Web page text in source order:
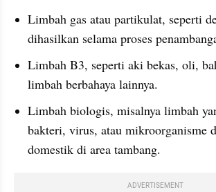
Limbah gas atau partikulat, seperti
dihasilkan selama proses
Limbah B3, seperti aki bekas, oli,
limbah berbahaya lainnya.
Limbah biologis, misalnya limbah
bakteri, virus, atau mikroorganisme
domestik di area tambang.
ADVERTISEMENT